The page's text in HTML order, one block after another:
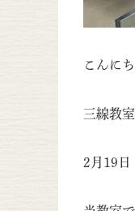
こんにち
三線教
2月19日